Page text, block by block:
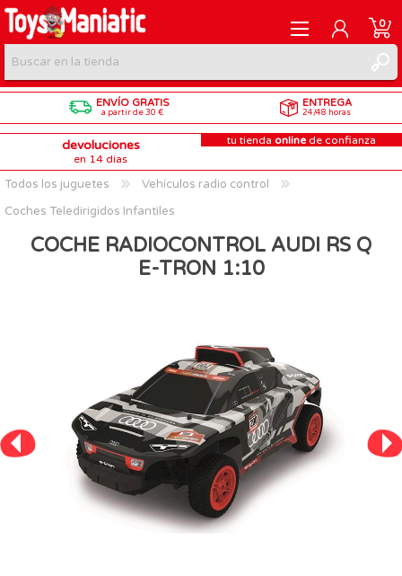
REGISTRARME
INICIAR SESIÓN
0
ENVÍO GRATIS
a partir de 30 €
ENTREGA
24/48 horas
devoluciones
en 14 días
tu tienda online de confianza
Todos los juguetes
Vehículos radio control
Coches Teledirigidos Infantiles
COCHE RADIOCONTROL AUDI RS Q
E-TRON 1:10